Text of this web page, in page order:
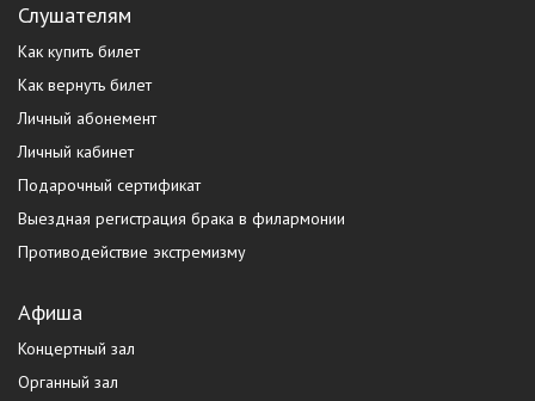
Слушателям
Как купить билет
Как вернуть билет
Личный абонемент
Личный кабинет
Подарочный сертификат
Выездная регистрация брака в филармонии
Противодействие экстремизму
Афиша
Концертный зал
Органный зал